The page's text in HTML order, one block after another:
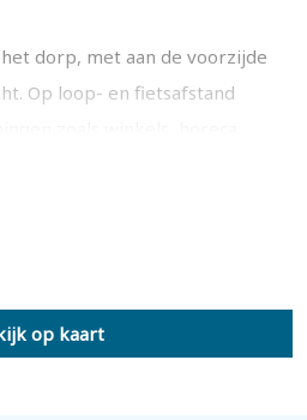
dorp, met aan de voorzijde
Op loop- en fietsafstand
eigen toegangsdeur, meterkast
De voordeur geeft
op kaart